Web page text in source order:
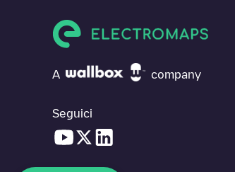
A company
Seguici